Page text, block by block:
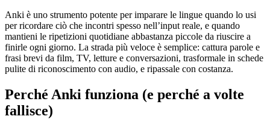
Anki è uno strumento potente per imparare le lingue quando lo usi
per ricordare ciò che incontri spesso nell’input reale, e quando
mantieni le ripetizioni quotidiane abbastanza piccole da riuscire a
finirle ogni giorno. La strada più veloce è semplice: cattura parole e
frasi brevi da film, TV, letture e conversazioni, trasformale in schede
pulite di riconoscimento con audio, e ripassale con costanza.
Perché Anki funziona (e perché a volte
fallisce)